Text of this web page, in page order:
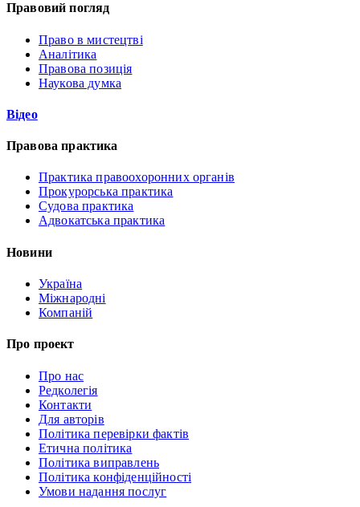
Правовий погляд
Право в мистецтві
Аналітика
Правова позиція
Наукова думка
Відео
Правова практика
Практика правоохоронних органів
Прокурорська практика
Судова практика
Адвокатська практика
Новини
Україна
Міжнародні
Компаній
Про проект
Про нас
Редколегія
Контакти
Для авторів
Політика перевірки фактів
Етична політика
Політика виправлень
Політика конфіденційності
Умови надання послуг